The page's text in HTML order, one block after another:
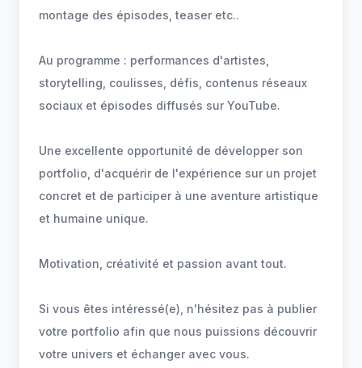
montage des épisodes, teaser etc..
Au programme : performances d'artistes,
storytelling, coulisses, défis, contenus réseaux
sociaux et épisodes diffusés sur YouTube.
Une excellente opportunité de développer son
portfolio, d'acquérir de l'expérience sur un projet
concret et de participer à une aventure artistique
et humaine unique.
Motivation, créativité et passion avant tout.
Si vous êtes intéressé(e), n'hésitez pas à publier
votre portfolio afin que nous puissions découvrir
votre univers et échanger avec vous.